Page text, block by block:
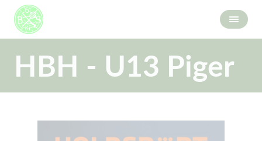
HBH - U13 Piger